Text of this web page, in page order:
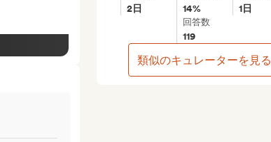
2日 14% 1日
回答数
119
類似のキュレーターを見る